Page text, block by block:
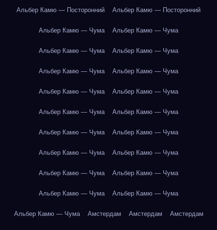
Альбер Камю — Посторонний Альбер Камю — Посторонний
Альбер Камю — Чума Альбер Камю — Чума
Альбер Камю — Чума Альбер Камю — Чума
Альбер Камю — Чума Альбер Камю — Чума
Альбер Камю — Чума Альбер Камю — Чума
Альбер Камю — Чума Альбер Камю — Чума
Альбер Камю — Чума Альбер Камю — Чума
Альбер Камю — Чума Альбер Камю — Чума
Альбер Камю — Чума Альбер Камю — Чума
Альбер Камю — Чума Альбер Камю — Чума
Альбер Камю — Чума Амстердам Амстердам Амстердам